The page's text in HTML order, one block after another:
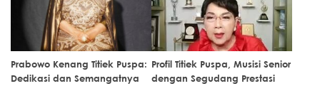
Prabowo Kenang Titiek Puspa:
Dedikasi dan Semangatnya
Profil Titiek Puspa, Musisi Senior
dengan Segudang Prestasi